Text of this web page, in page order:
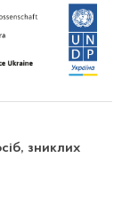
зниклих